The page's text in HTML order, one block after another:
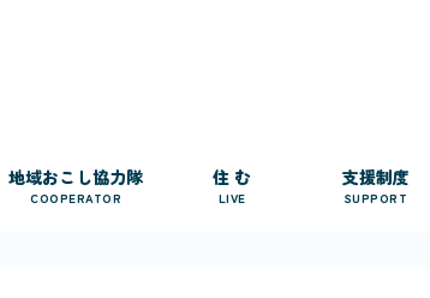
地域おこし協力隊
COOPERATOR
住 む
LIVE
支援制度
SUPPORT